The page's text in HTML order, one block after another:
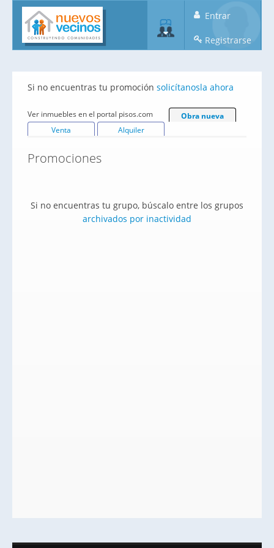
Entrar
Registrarse
Si no encuentras tu promoción solicítanosla ahora
Ver inmuebles en el portal pisos.com
Obra nueva
Venta
Alquiler
Promociones
Si no encuentras tu grupo, búscalo entre los grupos
archivados por inactividad